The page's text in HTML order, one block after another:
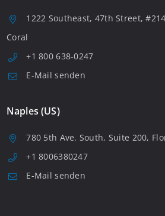
1222 Southeast, 47th Street,
Coral
+1 800 638-0247
E-Mail senden
Naples (US)
780 5th Ave. South, Suite 200,
+1 8006380247
E-Mail senden